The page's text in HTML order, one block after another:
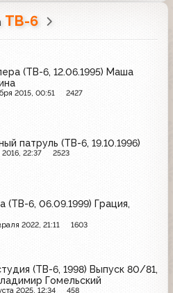
ТВ-6
(ТВ-6, 12.06.1995) Маша
2015, 00:51 2427
патруль (ТВ-6, 19.10.1996)
22:37 2523
(ТВ-6, 06.09.1999) Грация,
2022, 21:11 1603
(ТВ-6, 1998) Выпуск 80/81,
Гомельский
2025, 12:34 458